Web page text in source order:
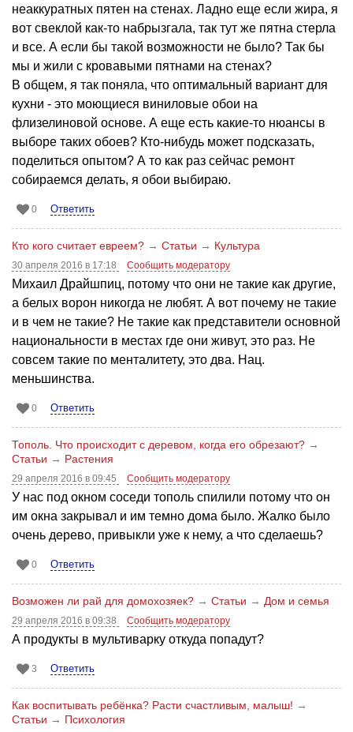
неаккуратных пятен на стенах. Ладно еще если жира, я
вот свеклой как-то набрызгала, так тут же пятна стерла
и все. А если бы такой возможности не было? Так бы
мы и жили с кровавыми пятнами на стенах?
В общем, я так поняла, что оптимальный вариант для
кухни - это моющиеся виниловые обои на
флизелиновой основе. А еще есть какие-то нюансы в
выборе таких обоев? Кто-нибудь может подсказать,
поделиться опытом? А то как раз сейчас ремонт
собираемся делать, я обои выбираю.
0 Ответить
Кто кого считает евреем? → Статьи → Культура
30 апреля 2016 в 17:18 Сообщить модератору
Михаил Драйшпиц, потому что они не такие как другие,
а белых ворон никогда не любят. А вот почему не такие
и в чем не такие? Не такие как представители основной
национальности в местах где они живут, это раз. Не
совсем такие по менталитету, это два. Нац.
меньшинства.
0 Ответить
Тополь. Что происходит с деревом, когда его обрезают? →
Статьи → Растения
29 апреля 2016 в 09:45 Сообщить модератору
У нас под окном соседи тополь спилили потому что он
им окна закрывал и им темно дома было. Жалко было
очень дерево, привыкли уже к нему, а что сделаешь?
0 Ответить
Возможен ли рай для домохозяек? → Статьи → Дом и семья
29 апреля 2016 в 09:38 Сообщить модератору
А продукты в мультиварку откуда попадут?
3 Ответить
Как воспитывать ребёнка? Расти счастливым, малыш! →
Статьи → Психология